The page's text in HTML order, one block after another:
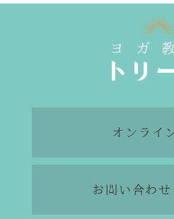
オンライ
お問い合わせ